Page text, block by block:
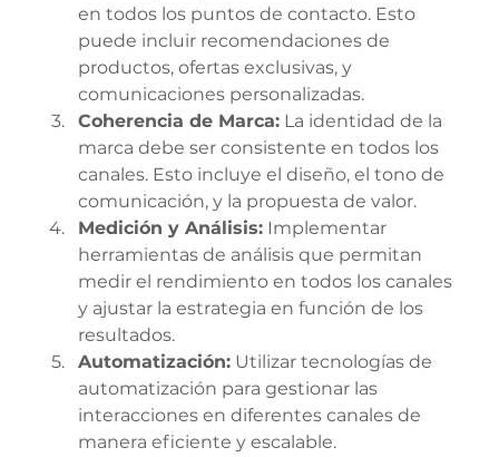
en todos los puntos de contacto. Esto
puede incluir recomendaciones de
productos, ofertas exclusivas, y
comunicaciones personalizadas.
Coherencia de Marca: La identidad de la
marca debe ser consistente en todos los
canales. Esto incluye el diseño, el tono de
comunicación, y la propuesta de valor.
Medición y Análisis: Implementar
herramientas de análisis que permitan
medir el rendimiento en todos los canales
y ajustar la estrategia en función de los
resultados.
Automatización: Utilizar tecnologías de
automatización para gestionar las
interacciones en diferentes canales de
manera eficiente y escalable.